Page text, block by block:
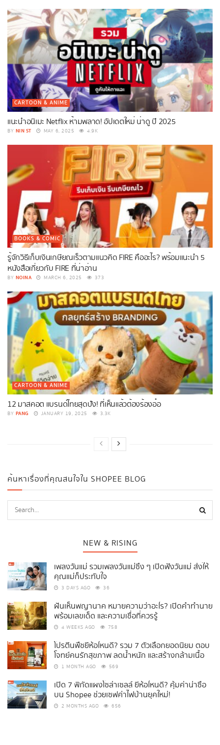
CARTOON & ANIME
แนะนำอนิเมะ Netflix ห้ามพลาด! อัปเดตใหม่ น่าดู ปี 2025
BY NIN ST MAY 6, 2025 4.9K
BOOKS & COMIC
รู้จักวิธีเก็บเงินเกษียณเร็วตามแนวคิด FIRE คืออะไร? พร้อมแนะนำ 5
หนังสือเกี่ยวกับ FIRE ที่น่าอ่าน
BY NOINA MARCH 6, 2025 373
CARTOON & ANIME
12 มาสคอต แบรนด์ไทยสุดปัง! ที่เห็นแล้วต้องร้องอ๋อ
BY PANG JANUARY 19, 2025 3.3K
ค้นหาเรื่องที่คุณสนใจใน SHOPEE BLOG
NEW & RISING
เพลงวันแม่ รวมเพลงวันแม่ซึ้ง ๆ เปิดฟังวันแม่ ส่งให้
คุณแม่ก็ประทับใจ
3 DAYS AGO 36
ฝันเห็นพญานาค หมายความว่าอะไร? เปิดคำทำนาย
พร้อมเลขเด็ด และความเชื่อที่ควรรู้
4 WEEKS AGO 758
โปรตีนพืชยี่ห้อไหนดี? รวม 7 ตัวเลือกยอดนิยม ตอบ
โจทย์คนรักสุขภาพ ลดน้ำหนัก และสร้างกล้ามเนื้อ
1 MONTH AGO 569
เปิด 7 พิกัดแผงโซล่าเซลล์ ยี่ห้อไหนดี? คุ้มค่าน่าซื้อ
บน Shopee ช่วยเซฟค่าไฟบ้านยุคใหม่!
2 MONTHS AGO 656